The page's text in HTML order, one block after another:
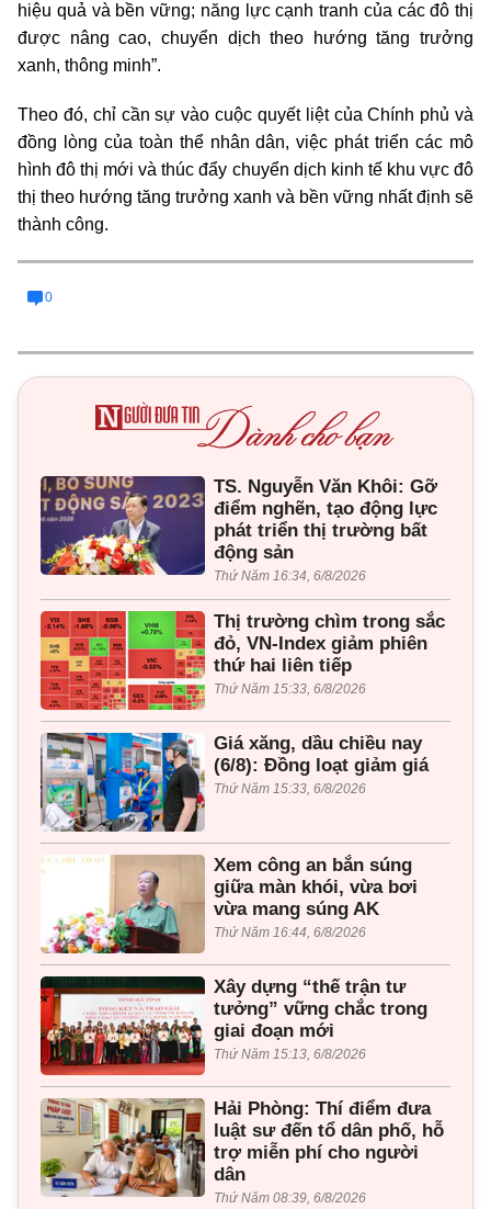
hiệu quả và bền vững; năng lực cạnh tranh của các đô thị
được nâng cao, chuyển dịch theo hướng tăng trưởng
xanh, thông minh”.
Theo đó, chỉ cần sự vào cuộc quyết liệt của Chính phủ và
đồng lòng của toàn thể nhân dân, việc phát triển các mô
hình đô thị mới và thúc đẩy chuyển dịch kinh tế khu vực đô
thị theo hướng tăng trưởng xanh và bền vững nhất định sẽ
thành công.
0
TS. Nguyễn Văn Khôi: Gỡ
điểm nghẽn, tạo động lực
phát triển thị trường bất
động sản
Thứ Năm 16:34, 6/8/2026
Thị trường chìm trong sắc
đỏ, VN-Index giảm phiên
thứ hai liên tiếp
Thứ Năm 15:33, 6/8/2026
Giá xăng, dầu chiều nay
(6/8): Đồng loạt giảm giá
Thứ Năm 15:33, 6/8/2026
Xem công an bắn súng
giữa màn khói, vừa bơi
vừa mang súng AK
Thứ Năm 16:44, 6/8/2026
Xây dựng “thế trận tư
tưởng” vững chắc trong
giai đoạn mới
Thứ Năm 15:13, 6/8/2026
Hải Phòng: Thí điểm đưa
luật sư đến tổ dân phố, hỗ
trợ miễn phí cho người
dân
Thứ Năm 08:39, 6/8/2026